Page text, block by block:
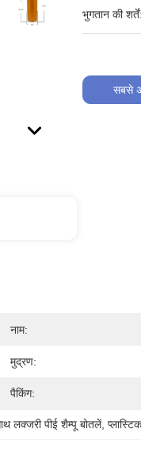
भुगतान की शर्तें:
सबसे
नाम:
मुद्रण:
पैकिंग:
लक्जरी पीई शैम्पू बोतलें,